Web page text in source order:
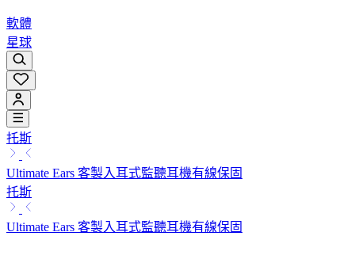
軟體
星球
托斯
Ultimate Ears 客製入耳式監聽耳機有線保固
托斯
Ultimate Ears 客製入耳式監聽耳機有線保固